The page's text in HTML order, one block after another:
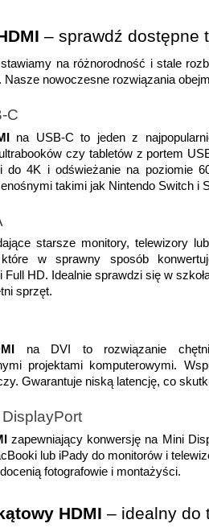
– sprawdź dostępne
na różnorodność i stale
Nasze nowoczesne rozwiązania
C
na USB-C to jeden z
czy tabletów z portem
do 4K i odświeżanie na poziomie
takimi jak Nintendo Switch i
starsze monitory, telewizory
które w sprawny sposób
Full HD. Idealnie sprawdzi się w
sprzęt.
na DVI to rozwiązanie
projektami komputerowymi.
Gwarantuje niską latencję, co
zapewniający konwersję na Mini
lub iPady do monitorów i
fotografowie i montażyści.
HDMI – idealny do